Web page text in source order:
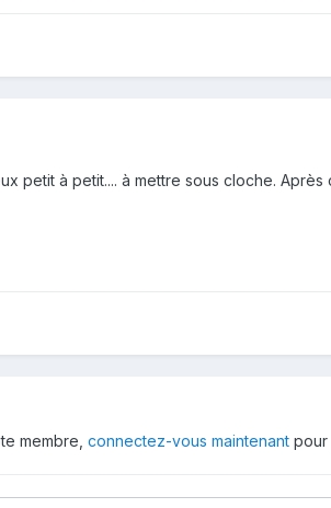
petit à petit.... à mettre sous cloche.
membre, connectez-vous maintenant pour